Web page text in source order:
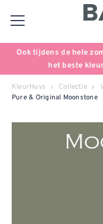
Ook tijdens de hele
het beste
KleurHuys Collectie
Pure & Original Moonstone